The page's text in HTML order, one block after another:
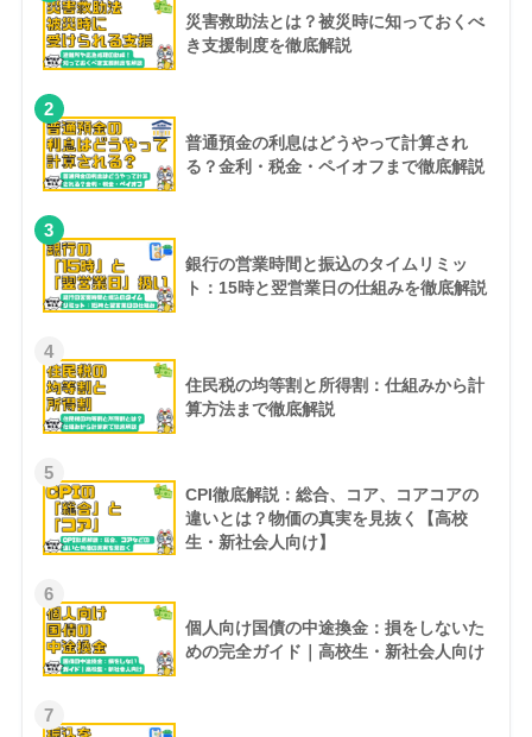
災害救助法とは？被災時に知っておくべ
き支援制度を徹底解説
2
普通預金の利息はどうやって計算され
る？金利・税金・ペイオフまで徹底解説
3
銀行の営業時間と振込のタイムリミッ
ト：15時と翌営業日の仕組みを徹底解説
4
住民税の均等割と所得割：仕組みから計
算方法まで徹底解説
5
CPI徹底解説：総合、コア、コアコアの
違いとは？物価の真実を見抜く【高校
生・新社会人向け】
6
個人向け国債の中途換金：損をしないた
めの完全ガイド｜高校生・新社会人向け
7